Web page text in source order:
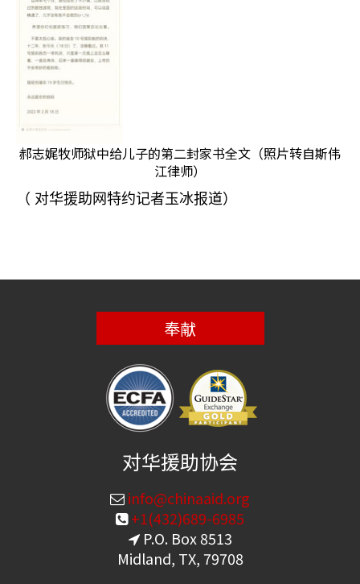
郝志娓牧师狱中给儿子的第二封家书全文（照片转自斯伟
江律师）
（ 对华援助网特约记者玉冰报道）
奉献
对华援助协会
info@chinaaid.org
+1(432)689-6985
P.O. Box 8513
Midland, TX, 79708